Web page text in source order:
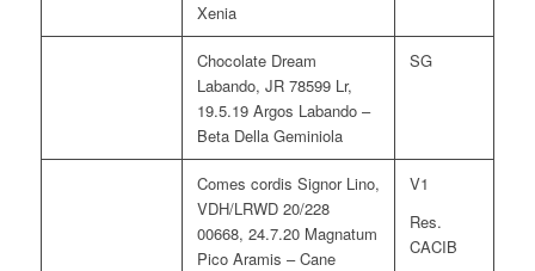
Xenia
Chocolate Dream
Labando, JR 78599 Lr,
19.5.19 Argos Labando –
Beta Della Geminiola
SG
Comes cordis Signor Lino,
VDH/LRWD 20/228
00668, 24.7.20 Magnatum
Pico Aramis – Cane
V1
Res.
CACIB